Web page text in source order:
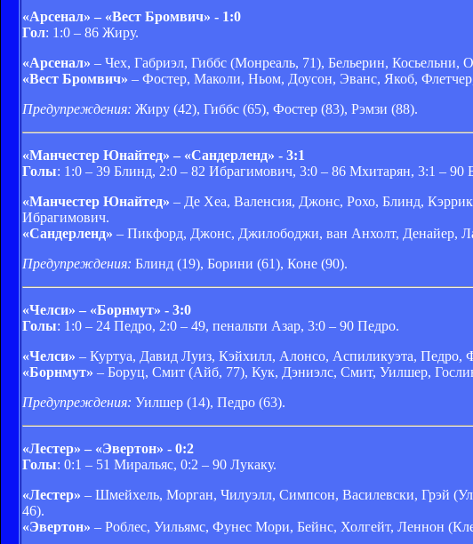
«Арсенал» – «Вест Бромвич» - 1:0
Гол: 1:0 – 86 Жиру.
«Арсенал» – Чех, Габриэл, Гиббс (Монреаль, 71), Бельерин,
«Вест Бромвич» – Фостер, Маколи, Ньом, Доусон, Эванс, Якоб,
Предупреждения: Жиру (42), Гиббс (65), Фостер (83), Рэмзи (88).
«Манчестер Юнайтед» – «Сандерленд» - 3:1
Голы: 1:0 – 39 Блинд, 2:0 – 82 Ибрагимович, 3:0 – 86 Мхитарян, 3:1 – 90
«Манчестер Юнайтед» – Де Хеа, Валенсия, Джонс, Рохо, Блинд,
Ибрагимович.
«Сандерленд» – Пикфорд, Джонс, Джилободжи, ван Анхолт, Денайер,
Предупреждения: Блинд (19), Борини (61), Коне (90).
«Челси» – «Борнмут» - 3:0
Голы: 1:0 – 24 Педро, 2:0 – 49, пенальти Азар, 3:0 – 90 Педро.
«Челси» – Куртуа, Давид Луиз, Кэйхилл, Алонсо, Аспиликуэта,
«Борнмут» – Боруц, Смит (Айб, 77), Кук, Дэниэлс, Смит, Уилшер,
Предупреждения: Уилшер (14), Педро (63).
«Лестер» – «Эвертон» - 0:2
Голы: 0:1 – 51 Миральяс, 0:2 – 90 Лукаку.
«Лестер» – Шмейхель, Морган, Чилуэлл, Симпсон, Василевски, Грэй
46).
«Эвертон» – Роблес, Уильямс, Фунес Мори, Бейнс, Холгейт, Леннон